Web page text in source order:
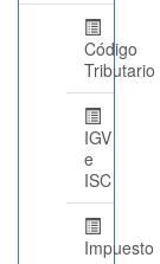
Código
Tributario
IGV
e
ISC
Impuesto